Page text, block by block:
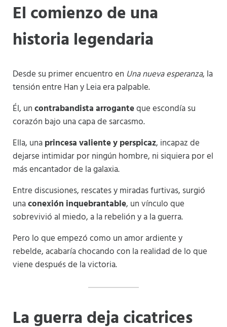
El comienzo de una
historia legendaria
Desde su primer encuentro en Una nueva esperanza, la
tensión entre Han y Leia era palpable.
Él, uncontrabandista arroganteque escondía su
corazón bajo una capa de sarcasmo.
Ella, unaprincesa valiente y perspicaz, incapaz de
dejarse intimidar por ningún hombre, ni siquiera por el
más encantador de la galaxia.
Entre discusiones, rescates y miradas furtivas, surgió
unaconexión inquebrantable, un vínculo que
sobrevivió al miedo, a la rebelión y a la guerra.
Pero lo que empezó como un amor ardiente y
rebelde, acabaría chocando con la realidad de lo que
viene después de la victoria.
La guerra deja cicatrices